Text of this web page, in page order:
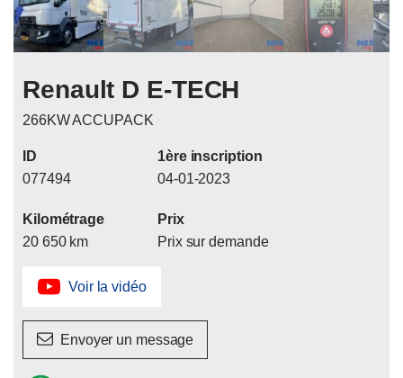
Renault D E-TECH
266KW ACCUPACK
ID
077494
1ère inscription
04-01-2023
Kilométrage
20 650 km
Prix
Prix sur demande
Voir la vidéo
Envoyer un message